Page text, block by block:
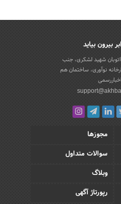
بیرون بیاید
اتوبان شهید لشکری، جنب
نوآوری، ساختمان هم
مجوزها
سوالات متداول
وبلاگ
رپورتاژ آگهی